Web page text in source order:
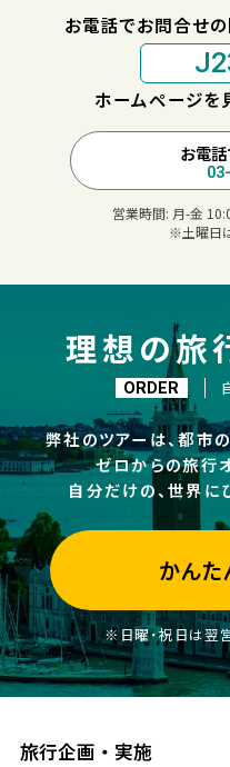
お電話でお問合せ
ホームページを
お電
営業時間: 月-金
※土曜日
理想の旅
ORDER
弊社のツアーは、都市
ゼロからの旅行
自分だけの、世界に
かんた
※日曜・祝日は翌
旅行企画・実施